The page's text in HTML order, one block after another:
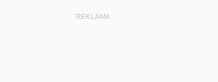
REKLAMA